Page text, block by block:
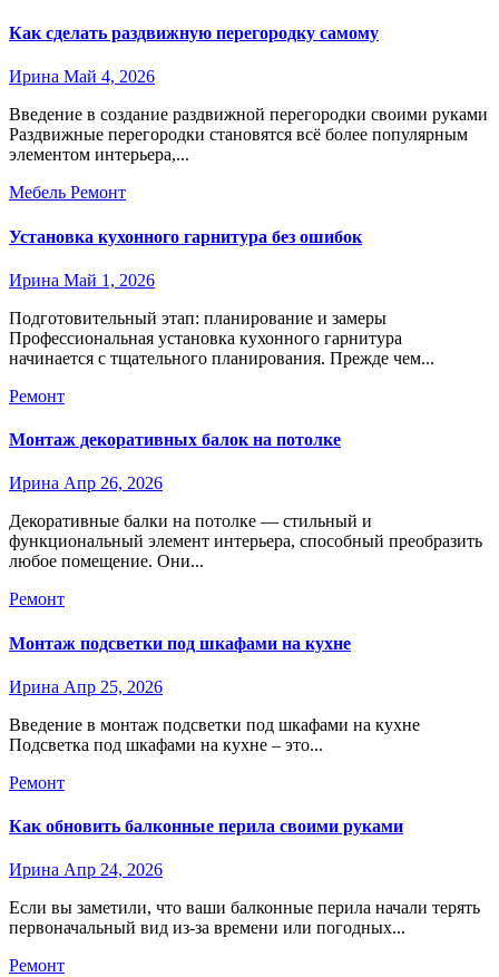
Как сделать раздвижную перегородку самому
Ирина Май 4, 2026
Введение в создание раздвижной перегородки своими руками
Раздвижные перегородки становятся всё более популярным
элементом интерьера,...
Мебель Ремонт
Установка кухонного гарнитура без ошибок
Ирина Май 1, 2026
Подготовительный этап: планирование и замеры
Профессиональная установка кухонного гарнитура
начинается с тщательного планирования. Прежде чем...
Ремонт
Монтаж декоративных балок на потолке
Ирина Апр 26, 2026
Декоративные балки на потолке — стильный и
функциональный элемент интерьера, способный преобразить
любое помещение. Они...
Ремонт
Монтаж подсветки под шкафами на кухне
Ирина Апр 25, 2026
Введение в монтаж подсветки под шкафами на кухне
Подсветка под шкафами на кухне – это...
Ремонт
Как обновить балконные перила своими руками
Ирина Апр 24, 2026
Если вы заметили, что ваши балконные перила начали терять
первоначальный вид из-за времени или погодных...
Ремонт